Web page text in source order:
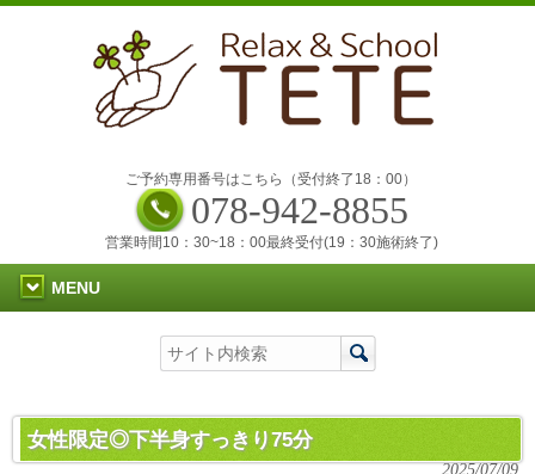
ご予約専用番号はこちら（受付終了18：00）
078-942-8855
営業時間10：30~18：00最終受付(19：30施術終了)
MENU
女性限定◎下半身すっきり75分
2025/07/09